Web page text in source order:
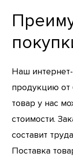
Наш
продукцию от
товар у нас
стоимости.
составит
Поставка